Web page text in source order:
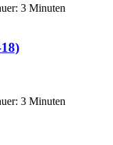
3 Minuten
3 Minuten